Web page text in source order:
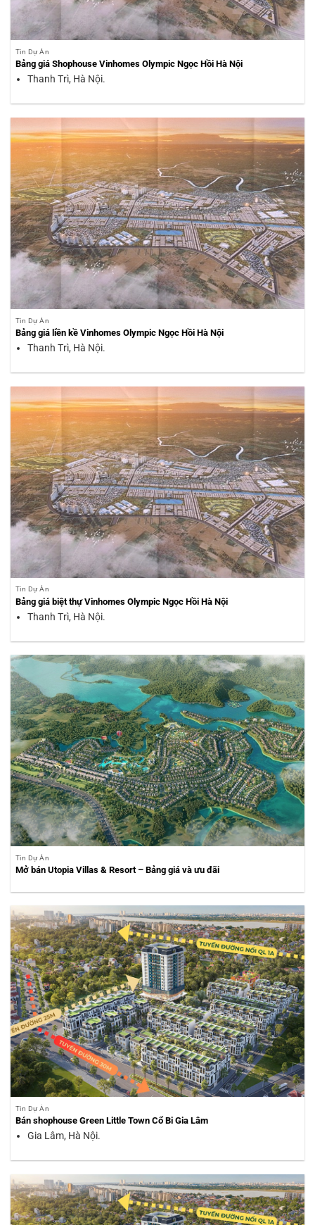
Tin Dự Án
Bảng giá Shophouse Vinhomes Olympic Ngọc Hồi Hà Nội
Thanh Trì, Hà Nội.
Tin Dự Án
Bảng giá liền kề Vinhomes Olympic Ngọc Hồi Hà Nội
Thanh Trì, Hà Nội.
Tin Dự Án
Bảng giá biệt thự Vinhomes Olympic Ngọc Hồi Hà Nội
Thanh Trì, Hà Nội.
Tin Dự Án
Mở bán Utopia Villas & Resort – Bảng giá và ưu đãi
Tin Dự Án
Bán shophouse Green Little Town Cổ Bi Gia Lâm
Gia Lâm, Hà Nội.